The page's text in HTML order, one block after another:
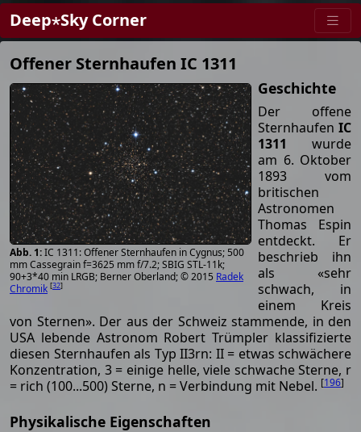
Deep⋆Sky Corner
Offener Sternhaufen IC 1311
IC 1311: Offener Sternhaufen in Cygnus; 500
mm Cassegrain f=3625 mm f/7.2; SBIG STL-11k;
90+3*40 min LRGB; Berner Oberland; © 2015 Radek
Chromik [32]
Geschichte
Der offene
Sternhaufen IC
1311 wurde
am 6. Oktober
1893 vom
britischen
Astronomen
Thomas Espin
entdeckt. Er
beschrieb ihn
als «sehr
schwach, in
einem Kreis
von Sternen». Der aus der Schweiz stammende, in den
USA lebende Astronom Robert Trümpler klassifizierte
diesen Sternhaufen als Typ II3rn: II = etwas schwächere
Konzentration, 3 = einige helle, viele schwache Sterne, r
= rich (100...500) Sterne, n = Verbindung mit Nebel. [196]
Physikalische Eigenschaften